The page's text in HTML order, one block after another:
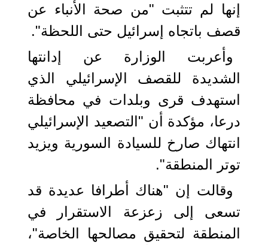
إنها لم تتثبت "من صحة الأنباء عن
قصف باتجاه إسرائيل حتى اللحظة".
وأعربت الوزارة عن إدانتها
الشديدة للقصف الإسرائيلي الذي
استهدف قرى وبلدات في محافظة
درعا، مؤكدة أن "التصعيد الإسرائيلي
انتهاك صارخ للسيادة السورية ويزيد
توتر المنطقة".
وقالت إن "هناك أطرافا عديدة قد
تسعى إلى زعزعة الاستقرار في
المنطقة لتحقيق مصالحها الخاصة"،